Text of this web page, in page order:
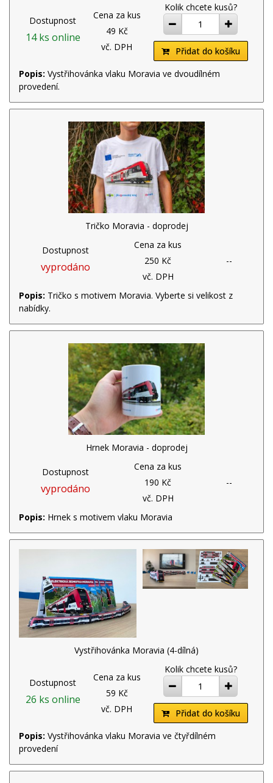
Dostupnost
14 ks online
Cena za kus
49 Kč
vč. DPH
Kolik chcete kusů?
ubrat přidat
Přidat do košíku
Popis: Vystřihovánka vlaku Moravia ve dvoudílném
provedení.
Tričko Moravia - doprodej
Dostupnost
vyprodáno
Cena za kus
250 Kč
vč. DPH
--
Popis: Tričko s motivem Moravia. Vyberte si velikost z
nabídky.
Hrnek Moravia - doprodej
Dostupnost
vyprodáno
Cena za kus
190 Kč
vč. DPH
--
Popis: Hrnek s motivem vlaku Moravia
Vystřihovánka Moravia (4-dílná)
Dostupnost
26 ks online
Cena za kus
59 Kč
vč. DPH
Kolik chcete kusů?
ubrat přidat
Přidat do košíku
Popis: Vystřihovánka vlaku Moravia ve čtyřdílném
provedení